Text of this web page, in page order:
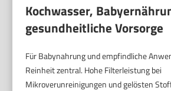
Kochwasser,
gesundheitliche Vorsorge
Für Babynahrung und empfindliche
Reinheit zentral. Hohe Filterleistung bei
Mikroverunreinigungen und gelösten